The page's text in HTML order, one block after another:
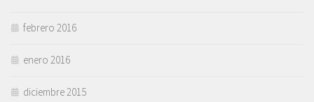
febrero 2016
enero 2016
diciembre 2015